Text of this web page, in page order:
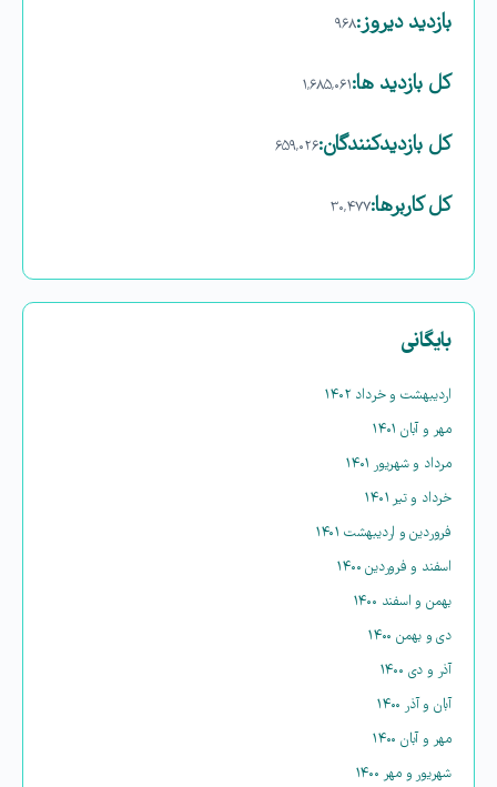
بازدید دیروز:۹۶۸
کل بازدید ها:۱,۶۸۵,۰۶۱
کل بازدیدکنند‌گان:۶۵۹,۰۲۶
کل کاربرها:۳۰,۴۷۷
بایگانی
اردیبهشت و خرداد ۱۴۰۲
مهر و آبان ۱۴۰۱
مرداد و شهریور ۱۴۰۱
خرداد و تیر ۱۴۰۱
فروردین و اردیبهشت ۱۴۰۱
اسفند و فروردین ۱۴۰۰
بهمن و اسفند ۱۴۰۰
دی و بهمن ۱۴۰۰
آذر و دی ۱۴۰۰
آبان و آذر ۱۴۰۰
مهر و آبان ۱۴۰۰
شهریور و مهر ۱۴۰۰